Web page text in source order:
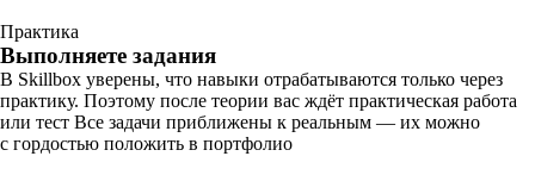
Практика
Выполняете задания
В Skillbox уверены, что навыки отрабатываются только через
практику. Поэтому после теории вас ждёт практическая работа
или тест Все задачи приближены к реальным — их можно
с гордостью положить в портфолио